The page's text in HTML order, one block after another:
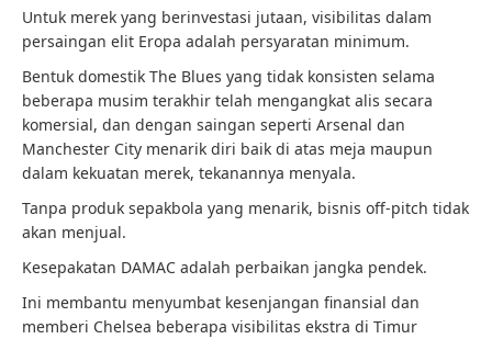
Untuk merek yang berinvestasi jutaan, visibilitas dalam
persaingan elit Eropa adalah persyaratan minimum.
Bentuk domestik The Blues yang tidak konsisten selama
beberapa musim terakhir telah mengangkat alis secara
komersial, dan dengan saingan seperti Arsenal dan
Manchester City menarik diri baik di atas meja maupun
dalam kekuatan merek, tekanannya menyala.
Tanpa produk sepakbola yang menarik, bisnis off-pitch tidak
akan menjual.
Kesepakatan DAMAC adalah perbaikan jangka pendek.
Ini membantu menyumbat kesenjangan finansial dan
memberi Chelsea beberapa visibilitas ekstra di Timur